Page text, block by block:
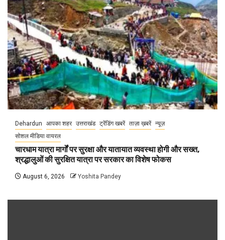
Dehardun आपका शहर उत्तराखंड ट्रेंडिंग खबरें ताज़ा ख़बरें न्यूज़
सोशल मीडिया वायरल
चारधाम यात्रा मार्गों पर सुरक्षा और यातायात व्यवस्था होगी और सख्त,
श्रद्धालुओं की सुरक्षित यात्रा पर सरकार का विशेष फोकस
August 6, 2026 Yoshita Pandey